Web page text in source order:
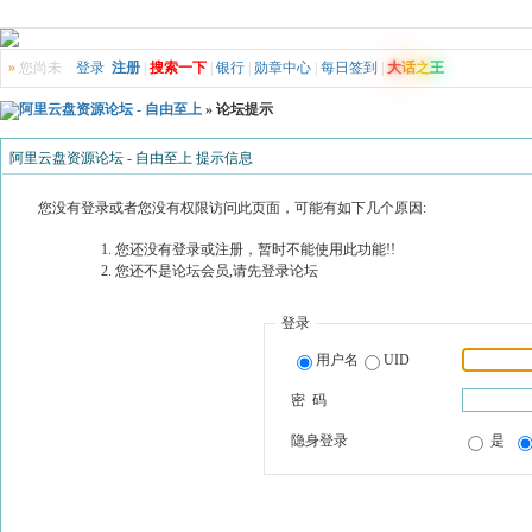
» 您尚未 登录 注册 搜索一下 银行 勋章中心 每日签到 大话之王
阿里云盘资源论坛 - 自由至上 » 论坛提示
阿里云盘资源论坛 - 自由至上 提示信息
您没有登录或者您没有权限访问此页面，可能有如下几个原因:
您还没有登录或注册，暂时不能使用此功能!!
您还不是论坛会员,请先登录论坛
登录
用户名 UID
密 码
隐身登录 是